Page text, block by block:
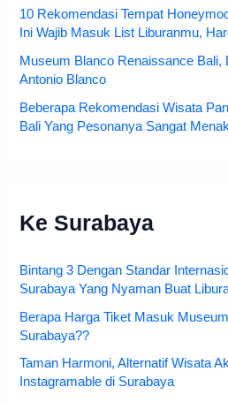
10 Rekomendasi Tempat
Ini Wajib Masuk List Liburanmu,
Museum Blanco Renaissance Bali,
Antonio Blanco
Beberapa Rekomendasi Wisata
Bali Yang Pesonanya Sangat
Ke Surabaya
Bintang 3 Dengan Standar
Surabaya Yang Nyaman Buat
Berapa Harga Tiket Masuk
Surabaya??
Taman Harmoni, Alternatif Wisata
Instagramable di Surabaya